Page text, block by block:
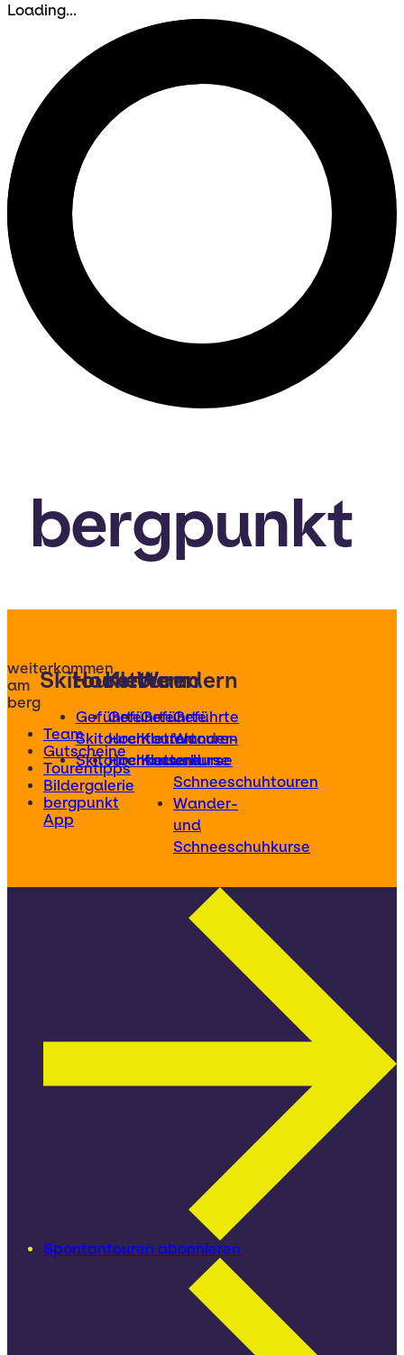
Loading...
bergpunkt
weiterkommen
am
berg
Team
Gutscheine
Tourentipps
Bildergalerie
bergpunkt
App
Skitouren
Geführte
Skitouren
Skitourenkurse
Hochtouren
Geführte
Hochtouren
Hochtourenkurse
Klettern
Geführte
Klettertouren
Kletterkurse
Wandern
Geführte
Wander-
und
Schneeschuhtouren
Wander-
und
Schneeschuhkurse
Spontantouren abonnieren